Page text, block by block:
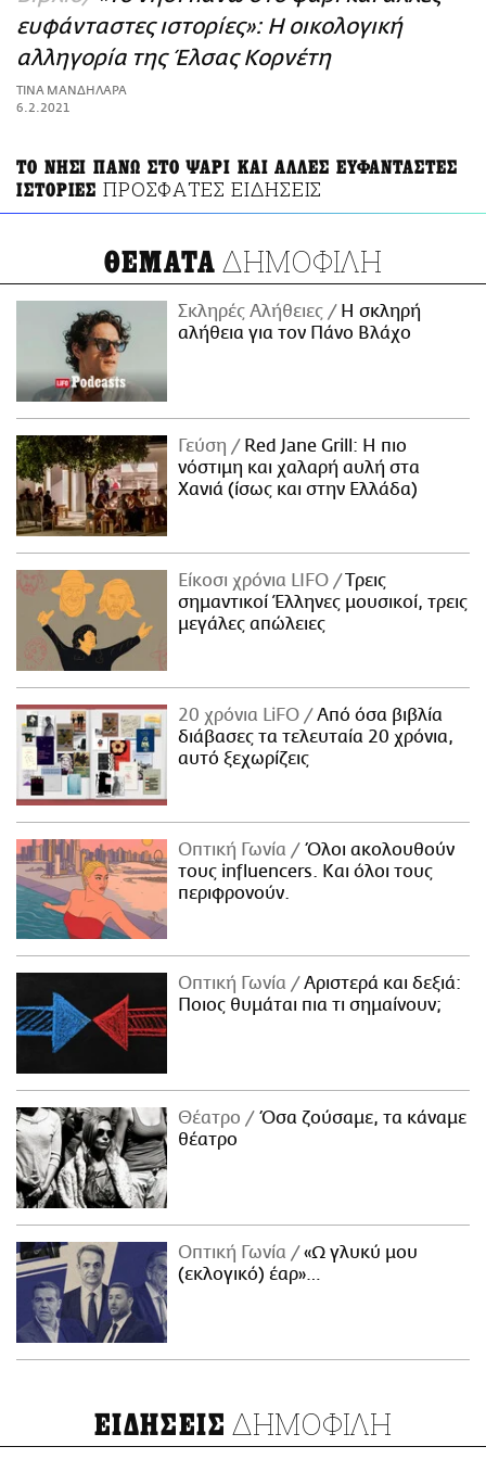
ΑΜΠΑ
PRINT
ευφάνταστες ιστορίες»: Η οικολογική
αλληγορία της Έλσας Κορνέτη
ΤΙΝΑ ΜΑΝΔΗΛΑΡΑ
6.2.2021
ΤΟ ΝΗΣΙ ΠΑΝΩ ΣΤΟ ΨΑΡΙ ΚΑΙ ΑΛΛΕΣ ΕΥΦΑΝΤΑΣΤΕΣ
ΙΣΤΟΡΙΕΣ ΠΡΟΣΦΑΤΕΣ ΕΙΔΗΣΕΙΣ
ΘΕΜΑΤΑ ΔΗΜΟΦΙΛΗ
Σκληρές Αλήθειες
H σκληρή
αλήθεια για τον Πάνο Βλάχο
Γεύση
Red Jane Grill: Η πιο
νόστιμη και χαλαρή αυλή στα
Χανιά (ίσως και στην Ελλάδα)
Είκοσι χρόνια LIFO
Tρεις
σημαντικοί Έλληνες μουσικοί, τρεις
μεγάλες απώλειες
20 χρόνια LiFO
Από όσα βιβλία
διάβασες τα τελευταία 20 χρόνια,
αυτό ξεχωρίζεις
Οπτική Γωνία
Όλοι ακολουθούν
τους influencers. Και όλοι τους
περιφρονούν.
Οπτική Γωνία
Αριστερά και δεξιά:
Ποιος θυμάται πια τι σημαίνουν;
Θέατρο
Όσα ζούσαμε, τα κάναμε
θέατρο
Οπτική Γωνία
«Ω γλυκύ μου
(εκλογικό) έαρ»…
ΕΙΔΗΣΕΙΣ ΔΗΜΟΦΙΛΗ